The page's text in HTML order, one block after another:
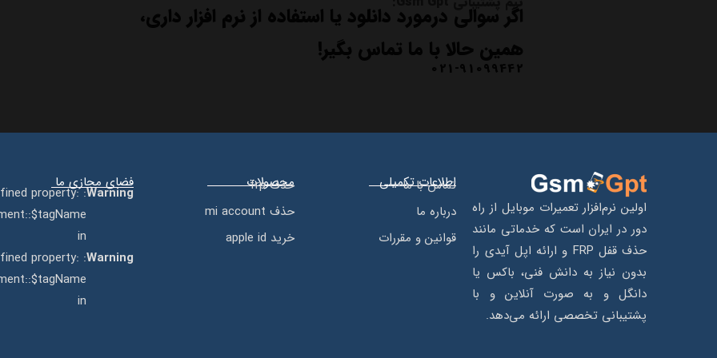
اگر سوالی درمورد دانلود یا استفاده از نرم افزار داری،
همین حالا با ما تماس بگیر!
021-91099442
اولین نرم‌افزار تعمیرات موبایل از راه
دور در ایران است که خدماتی مانند
حذف قفل FRP و ارائه اپل آیدی را
بدون نیاز به دانش فنی، باکس یا
دانگل و به‌ صورت آنلاین و با
پشتیبانی تخصصی ارائه می‌دهد.
اطلاعات تکمیلی
تماس با ما
درباره ما
قوانین و مقررات
محصولات
حذف frp
حذف mi account
خرید apple id
فضای مجازی ما
Warning
property:
in
Warning
property:
in